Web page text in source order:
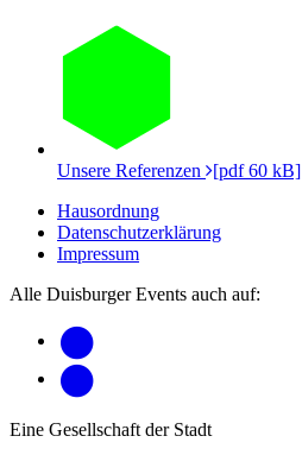
Unsere Referenzen
[pdf 60 kB]
Hausordnung
Datenschutzerklärung
Impressum
Alle Duisburger Events auch auf:
Eine Gesellschaft der Stadt